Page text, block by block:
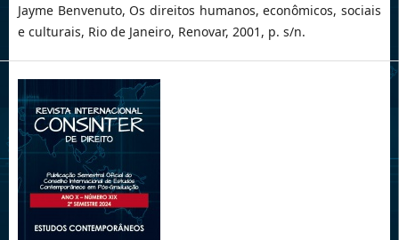
Jayme Benvenuto, Os direitos humanos, econômicos, sociais
e culturais, Rio de Janeiro, Renovar, 2001, p. s/n.